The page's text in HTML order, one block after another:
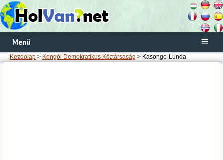
Menü
Kezdőlap > Kongói Demokratikus Köztársaság > Kasongo-Lunda